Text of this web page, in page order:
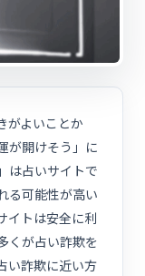
がよいことか
が開けそう」に
は占いサイトで
る可能性が高い
イトは安全に利
くが占い詐欺を
い詐欺に近い方